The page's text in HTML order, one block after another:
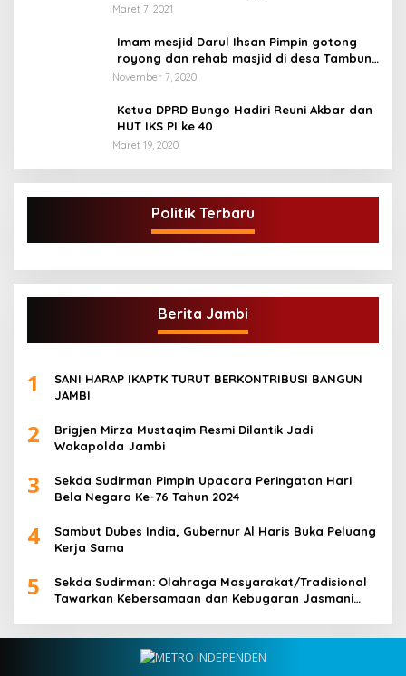
Maret 7, 2021
Imam mesjid Darul Ihsan Pimpin gotong
royong dan rehab masjid di desa Tambun
Arang Kecamatan Sumay, kabupaten tebo
November 7, 2020
Ketua DPRD Bungo Hadiri Reuni Akbar dan
HUT IKS PI ke 40
Maret 19, 2020
Politik Terbaru
Berita Jambi
1
SANI HARAP IKAPTK TURUT BERKONTRIBUSI BANGUN
JAMBI
2
Brigjen Mirza Mustaqim Resmi Dilantik Jadi
Wakapolda Jambi
3
Sekda Sudirman Pimpin Upacara Peringatan Hari
Bela Negara Ke-76 Tahun 2024
4
Sambut Dubes India, Gubernur Al Haris Buka Peluang
Kerja Sama
5
Sekda Sudirman: Olahraga Masyarakat/Tradisional
Tawarkan Kebersamaan dan Kebugaran Jasmani